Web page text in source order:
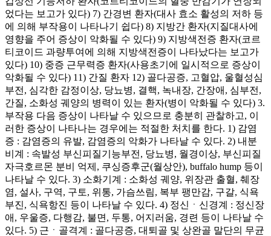
었다는 보고가 있다) 7) 간경변 환자(대사 효소 활성의 저하 등
에 의해 부작용이 나타나기 쉽다) 8) 지방간 환자(지질대사에
영향을 주어 증상이 악화될 수 있다) 9) 지방색전증 환자(코르
티코이드 과량투여에 의해 지방색전증이 나타났다는 보고가
있다) 10) 중증 근무력증 환자(사용초기에 일시적으로 증상이
악화될 수 있다) 11) 간질 환자 12) 골다공증, 고혈압, 울혈성심
부전, 심각한 감정이상, 당뇨병, 결핵, 녹내장, 간장애, 심부전,
간질, 소화성 궤양의 병력이 있는 환자(병이 악화될 수 있다) 3.
부작용 다음 증상이 나타날 수 있으므로 충분히 관찰하고, 이
러한 증상이 나타나는 경우에는 적절한 처치를 한다. 1) 감염
증 : 감염증의 유발, 감염증의 악화가 나타날 수 있다. 2) 내분
비계 : 속발성 부신피질기능부전, 당뇨병, 월경이상, 부신피질
자극호르몬 분비 억제, 쿠싱증후군(월상안), buffalo hump 등이
나타날 수 있다. 3) 소화기계 : 소화성 궤양, 위장관 출혈, 췌장
염, 설사, 구역, 구토, 위통, 가슴쓰림, 복부 팽만감, 구갈, 식욕
부진, 식욕항진 등이 나타날 수 있다. 4) 정신ㆍ신경계 : 정신장
애, 우울증, 다행감, 불면, 두통, 어지러움, 경련 등이 나타날 수
있다. 5) 근ㆍ골격계 : 골다공증, 대퇴골 및 상완골 말단의 무균